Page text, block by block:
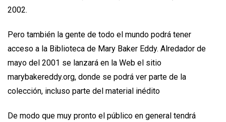
2002.
Pero también la gente de todo el mundo podrá tener
acceso a la Biblioteca de Mary Baker Eddy. Alredador de
mayo del 2001 se lanzará en la Web el sitio
marybakereddy.org, donde se podrá ver parte de la
colección, incluso parte del material inédito
De modo que muy pronto el público en general tendrá